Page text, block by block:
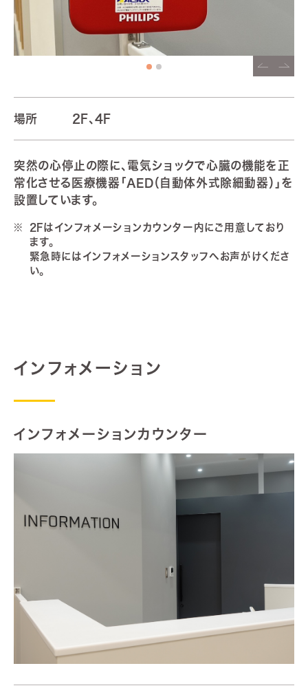
場所 2F、4F
突然の心停止の際に、電気ショックで心臓の機能を正
常化させる医療機器「AED（自動体外式除細動器）」を
設置しています。
2Fはインフォメーションカウンター内にご用意しており
ます。
緊急時にはインフォメーションスタッフへお声がけくださ
い。
インフォメーション
インフォメーションカウンター